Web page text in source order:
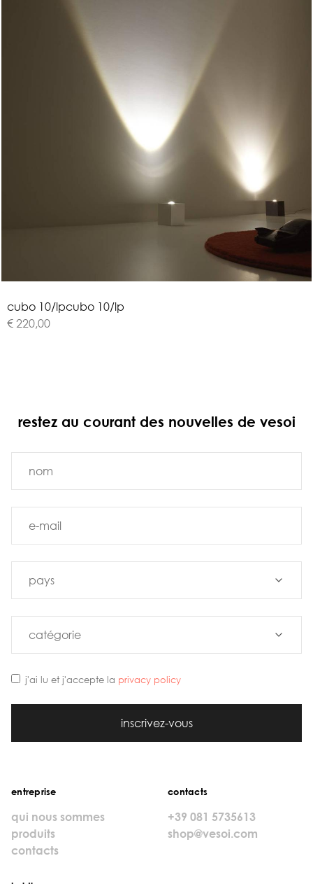
cubo 10/lpcubo 10/lp
€ 220,00
restez au courant des nouvelles de vesoi
j'ai lu et j'accepte la privacy policy
inscrivez-vous
entreprise
qui nous sommes
produits
contacts
contacts
+39 081 5735613
shop@vesoi.com